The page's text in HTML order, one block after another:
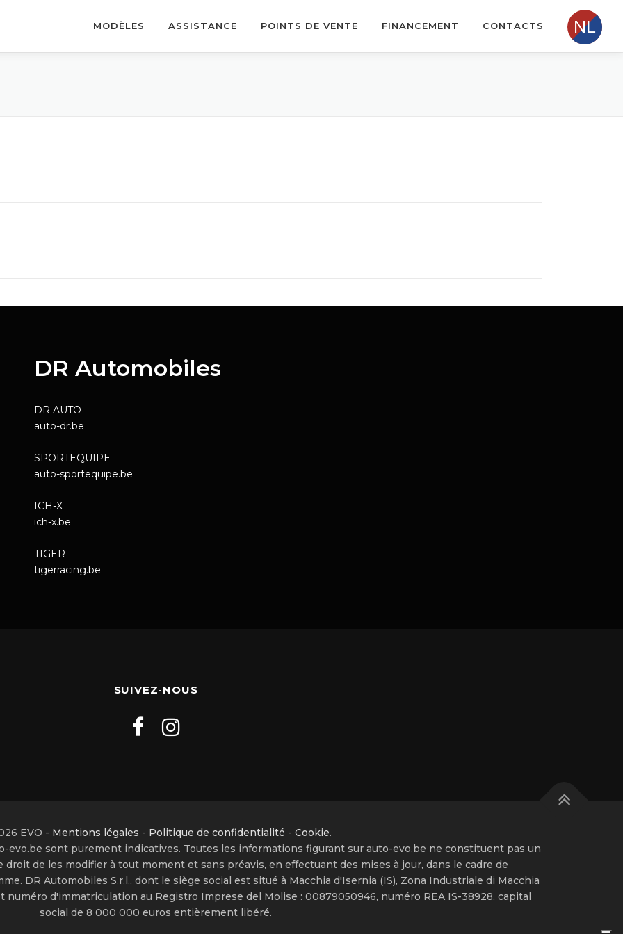
MODÈLES ASSISTANCE POINTS DE VENTE FINANCEMENT CONTACTS
DR Automobiles
DR AUTO
auto-dr.be
SPORTEQUIPE
auto-sportequipe.be
ICH-X
ich-x.be
TIGER
tigerracing.be
SUIVEZ-NOUS
EVO - Mentions légales - Politique de confidentialité - Cookie.
evo.be sont purement indicatives. Toutes les informations figurant sur auto-evo.be ne constituent pas un
de les modifier à tout moment et sans préavis, en effectuant des mises à jour, dans le cadre de
DR Automobiles S.r.l., dont le siège social est situé à Macchia d'Isernia (IS), Zona Industriale di Macchia
numéro d'immatriculation au Registro Imprese del Molise : 00879050946, numéro REA IS-38928, capital
social de 8 000 000 euros entièrement libéré.